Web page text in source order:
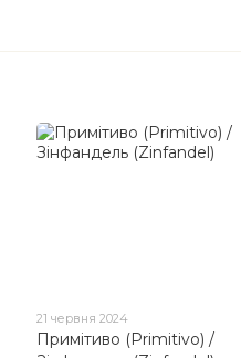
21 червня 2024
Примітиво (Primitivo) /